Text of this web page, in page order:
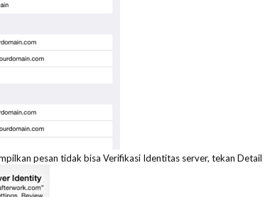
pesan tidak bisa Verifikasi Identitas server, tekan Detail